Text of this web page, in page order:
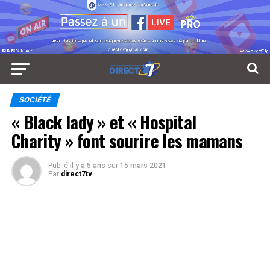
SOCIÉTÉ
« Black lady » et « Hospital
Charity » font sourire les mamans
Publié il y a 5 ans sur 15 mars 2021
Par direct7tv